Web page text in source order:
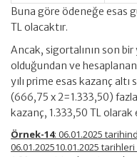
Buna göre ödeneğe esas
TL olacaktır.
Ancak, sigortalının son bir
olduğundan ve
yılı prime esas kazanç altı
(666,75 x 2=1.333,50)
kazanç, 1.333,50 TL olarak
Örnek-14: 06.01.2025
06.01.202510.01.2025